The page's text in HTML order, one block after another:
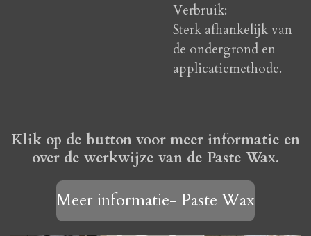
Verbruik:
Sterk afhankelijk van
de ondergrond en
applicatiemethode.
Klik op de button voor meer informatie en
over de werkwijze van de Paste Wax.
Meer informatie- Paste Wax